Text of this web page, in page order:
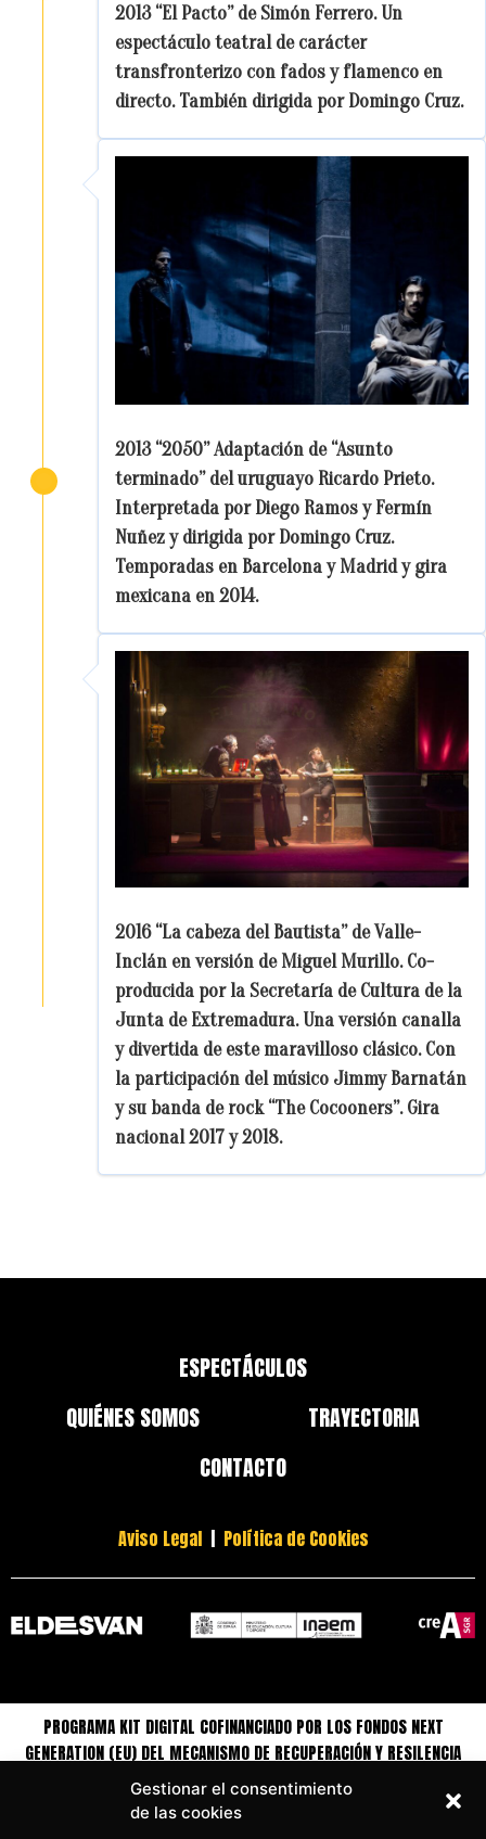
Gestionar el consentimiento
de las cookies
2013 “El Pacto” de Simón Ferrero. Un
espectáculo teatral de carácter
transfronterizo con fados y flamenco en
directo. También dirigida por Domingo Cruz.
2013 “2050” Adaptación de “Asunto
terminado” del uruguayo Ricardo Prieto.
Interpretada por Diego Ramos y Fermín
Nuñez y dirigida por Domingo Cruz.
Temporadas en Barcelona y Madrid y gira
mexicana en 2014.
2016 “La cabeza del Bautista” de Valle-
Inclán en versión de Miguel Murillo. Co-
producida por la Secretaría de Cultura de la
Junta de Extremadura. Una versión canalla
y divertida de este maravilloso clásico. Con
la participación del músico Jimmy Barnatán
y su banda de rock “The Cocooners”. Gira
nacional 2017 y 2018.
ESPECTÁCULOS
QUIÉNES SOMOS
TRAYECTORIA
CONTACTO
Aviso Legal | Política de Cookies
PROGRAMA KIT DIGITAL COFINANCIADO POR LOS FONDOS NEXT
GENERATION (EU) DEL MECANISMO DE RECUPERACIÓN Y RESILENCIA